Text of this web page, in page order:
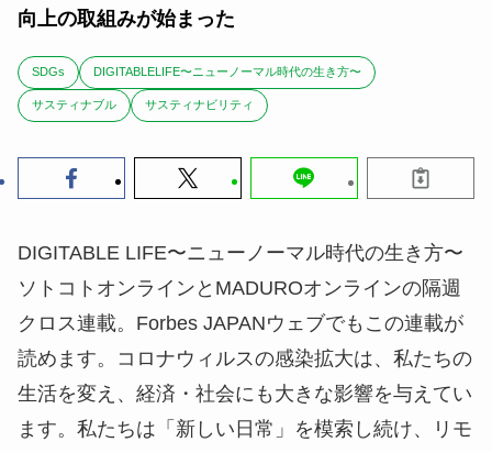
向上の取組みが始まった
SDGs DIGITABLELIFE〜ニューノーマル時代の生き方〜
サスティナブル サスティナビリティ
DIGITABLE LIFE〜ニューノーマル時代の生き方〜
ソトコトオンラインとMADUROオンラインの隔週
クロス連載。Forbes JAPANウェブでもこの連載が
読めます。コロナウィルスの感染拡大は、私たちの
生活を変え、経済・社会にも大きな影響を与えてい
ます。私たちは「新しい日常」を模索し続け、リモ